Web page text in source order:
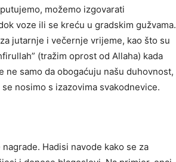
možemo izgovarati
voze ili se kreću u gradskim gužvama.
jutarnje i večernje vrijeme, kao što su
(tražim oprost od Allaha) kada
samo da obogaćuju našu duhovnost,
nosimo s izazovima svakodnevice.
Hadisi navode kako se za